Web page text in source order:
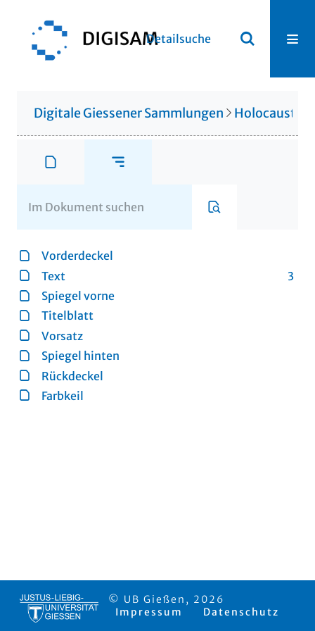
Detailsuche
Digitale Giessener Sammlungen
Vorderdeckel
3
Text
Spiegel vorne
Titelblatt
Vorsatz
Spiegel hinten
Rückdeckel
Farbkeil
© UB Gießen, 2026
Impressum
Datenschutz